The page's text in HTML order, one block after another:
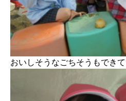
おいしそうなごちそうもできて